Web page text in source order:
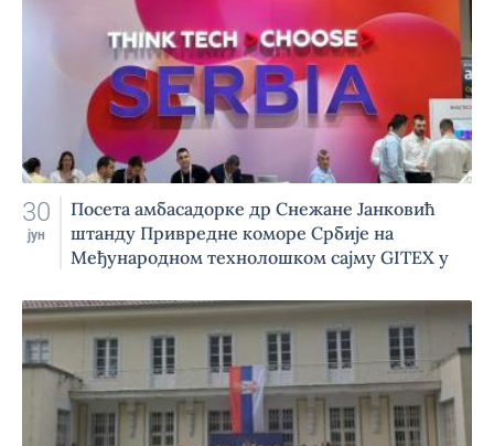
30
јун
Посета амбасадорке др Снежане Јанковић
штанду Привредне коморе Србије на
Међународном технолошком сајму GITEX у